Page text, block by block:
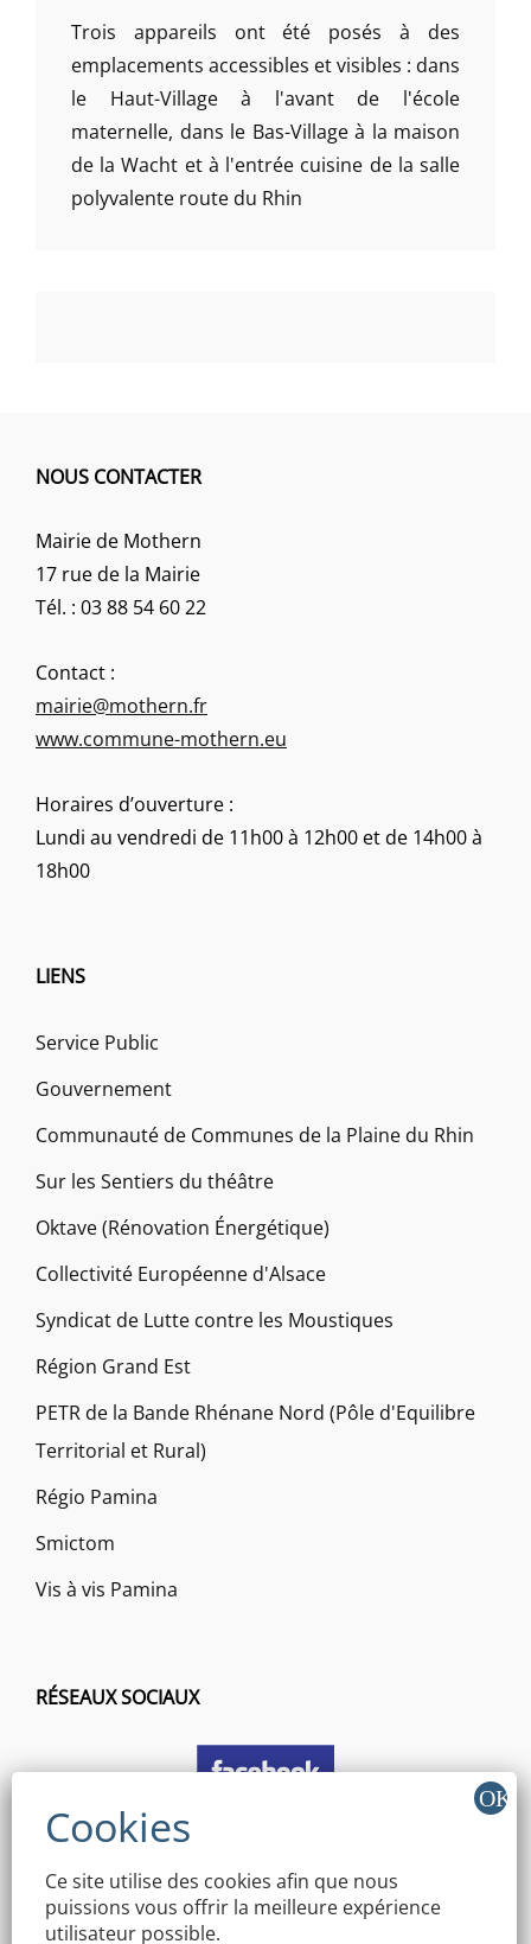
Trois appareils ont été posés à des
emplacements accessibles et visibles : dans
le Haut-Village à l'avant de l'école
maternelle, dans le Bas-Village à la maison
de la Wacht et à l'entrée cuisine de la salle
polyvalente route du Rhin
NOUS CONTACTER
Mairie de Mothern
17 rue de la Mairie
Tél. : 03 88 54 60 22
Contact :
mairie@mothern.fr
www.commune-mothern.eu
Horaires d’ouverture :
Lundi au vendredi de 11h00 à 12h00 et de 14h00 à
18h00
LIENS
Service Public
Gouvernement
Communauté de Communes de la Plaine du Rhin
Sur les Sentiers du théâtre
Oktave (Rénovation Énergétique)
Collectivité Européenne d'Alsace
Syndicat de Lutte contre les Moustiques
Région Grand Est
PETR de la Bande Rhénane Nord (Pôle d'Equilibre
Territorial et Rural)
Régio Pamina
Smictom
Vis à vis Pamina
RÉSEAUX SOCIAUX
Ce site utilise des cookies afin que nous
puissions vous offrir la meilleure expérience
utilisateur possible.